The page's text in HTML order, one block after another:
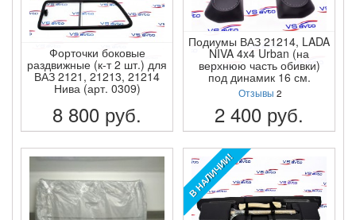
Форточки боковые
раздвижные (к-т 2 шт.) для
ВАЗ 2121, 21213, 21214
Нива (арт. 0309)
8 800 руб.
ПОДРОБНЕЕ
Подиумы ВАЗ 21214, LADA
NIVA 4x4 Urban (на
верхнюю часть обивки)
под динамик 16 см.
Отзывы 2
2 400 руб.
ПОДРОБНЕЕ
В НАЛИЧИИ!